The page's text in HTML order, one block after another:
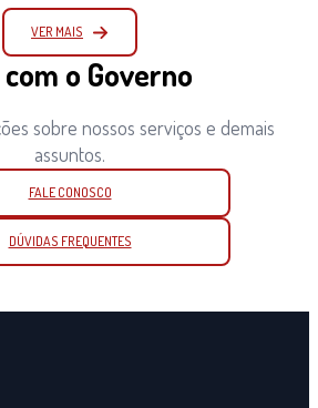
VER MAIS
com o Governo
sobre nossos serviços e demais
assuntos.
FALE CONOSCO
DÚVIDAS FREQUENTES